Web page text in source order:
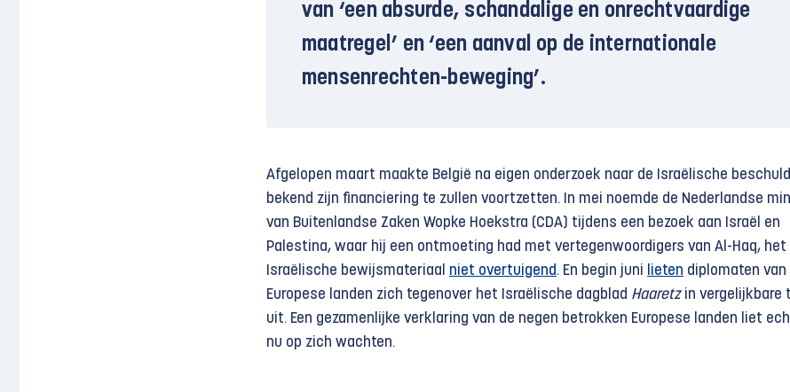
van ‘een absurde, schandalige en onrechtvaardige
maatregel’ en ‘een aanval op de internationale
mensenrechten-beweging’.
Afgelopen maart maakte België na eigen onderzoek naar de Israëlische
bekend zijn financiering te zullen voortzetten. In mei noemde de Nederlandse
van Buiten­landse Zaken Wopke Hoekstra (CDA) tijdens een bezoek aan Israël en
Palestina, waar hij een ontmoeting had met vertegenwoordigers van Al-Haq, het
Israëlische bewijsmateriaal niet overtuigend. En begin juni lieten diplomaten van
Europese landen zich tegenover het Israëlische dagblad Haaretzin vergelijkbare
uit. Een gezamenlijke verklaring van de negen betrokken Europese landen liet
nu op zich wachten.